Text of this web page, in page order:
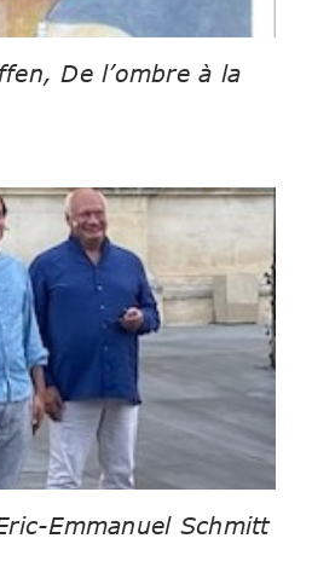
De l’ombre à la
Emmanuel Schmitt